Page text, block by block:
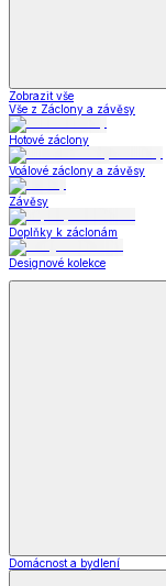
Zobrazit vše
Vše z Záclony a závěsy
Hotové záclony
Voálové záclony a závěsy
Závěsy
Doplňky k záclonám
Designové kolekce
Domácnost a bydlení